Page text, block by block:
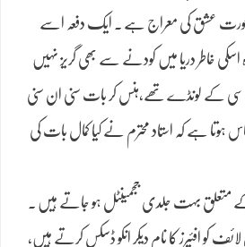
عورت عشق کی معراج ہے ۔ ایک دفعہ اسے
اسکی خاطر دریا میں کودنے سے بھی گریز نہیں
کے لونڈے تھے،ہنس کر بات سنی ان سنی
ہوتا ہے کہ استاد محترم نے کیا کمال بات کی
متعلق بہت جلدی ججمینٹل ہو جاتے ہیں ۔
کو افئیرز کا نام دیکر انکو ڈسکس کرتے ہیں،